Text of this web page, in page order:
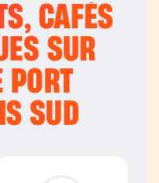
CAFÉS
SUR
PORT
SUD